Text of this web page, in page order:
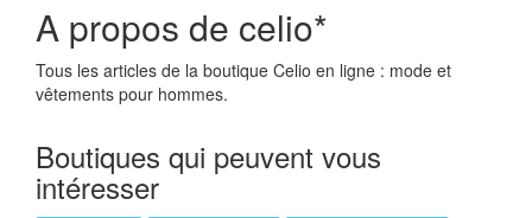
A propos de celio*
Tous les articles de la boutique Celio en ligne : mode et
vêtements pour hommes.
Boutiques qui peuvent vous
intéresser